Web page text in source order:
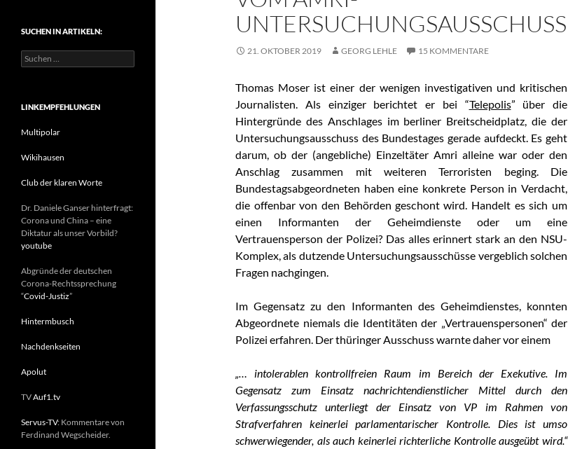
UNTERSUCHUNGSAUSSCHUSS
21. OKTOBER 2019 GEORG LEHLE 15 KOMMENTARE
Thomas Moser ist einer der wenigen investigativen und kritischen
Journalisten. Als einziger berichtet er bei “Telepolis” über die
Hintergründe des Anschlages im berliner Breitscheidplatz, die der
Untersuchungsausschuss des Bundestages gerade aufdeckt. Es geht
darum, ob der (angebliche) Einzeltäter Amri alleine war oder den
Anschlag zusammen mit weiteren Terroristen beging. Die
Bundestagsabgeordneten haben eine konkrete Person in Verdacht,
die offenbar von den Behörden geschont wird. Handelt es sich um
einen Informanten der Geheimdienste oder um eine
Vertrauensperson der Polizei? Das alles erinnert stark an den NSU-
Komplex, als dutzende Untersuchungsausschüsse vergeblich solchen
Fragen nachgingen.
Im Gegensatz zu den Informanten des Geheimdienstes, konnten
Abgeordnete niemals die Identitäten der „Vertrauenspersonen“ der
Polizei erfahren. Der thüringer Ausschuss warnte daher vor einem
„… intolerablen kontrollfreien Raum im Bereich der Exekutive. Im
Gegensatz zum Einsatz nachrichtendienstlicher Mittel durch den
Verfassungsschutz unterliegt der Einsatz von VP im Rahmen von
Strafverfahren keinerlei parlamentarischer Kontrolle. Dies ist umso
schwerwiegender, als auch keinerlei richterliche Kontrolle ausgeübt wird.“
g
SUCHEN IN ARTIKELN:
S
u
e
n
c
:
LINKEMPFEHLUNGEN
Multipolar
Wikihausen
Club der klaren Worte
Dr. Daniele Ganser hinterfragt:
Corona und China – eine
Diktatur als unser Vorbild?
youtube
Abgründe der deutschen
Corona-Rechtssprechung
“Covid-Justiz”
Hintermbusch
Nachdenkseiten
Apolut
TVAuf1.tv
Servus-TV: Kommentare von
Ferdinand Wegscheider.